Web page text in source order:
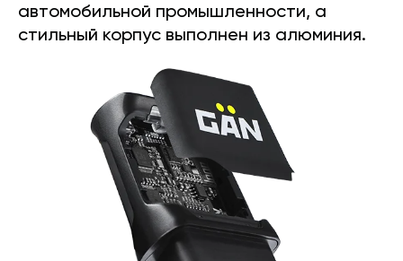
автомобильной промышленности, а
стильный корпус выполнен из алюминия.